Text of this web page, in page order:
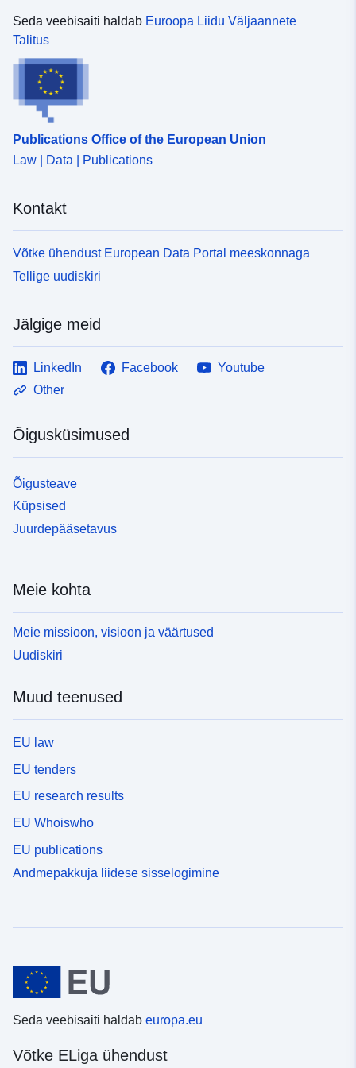
11.921, 50.832 ], [ 11.784,
Identifikaatorid:
uriRef:
http://inspire.ec.europa.eu/
codelist/ResourceType/dataset
Seda veebisaiti haldab Euroopa Liidu Väljaannete
Talitus
Publications Office of the European Union
Law | Data | Publications
Kontakt
Võtke ühendust European Data Portal meeskonnaga
Tellige uudiskiri
Jälgige meid
LinkedIn Facebook
Youtube
Other
Õigusküsimused
Õigusteave
Küpsised
Juurdepääsetavus
Meie kohta
Meie missioon, visioon ja väärtused
Uudiskiri
Muud teenused
EU law
EU tenders
EU research results
EU Whoiswho
EU publications
Andmepakkuja liidese sisselogimine
Seda veebisaiti haldab europa.eu
Võtke ELiga ühendust